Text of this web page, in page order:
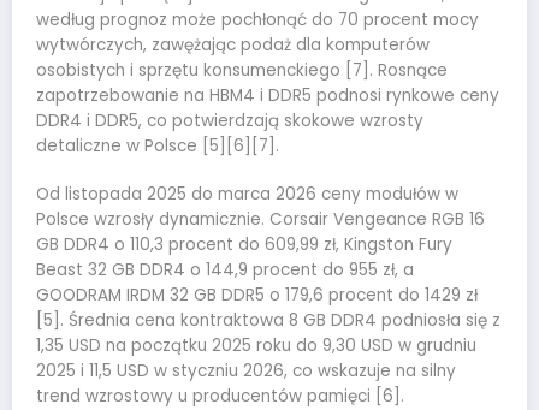
według prognoz może pochłonąć do 70 procent mocy
wytwórczych, zawężając podaż dla komputerów
osobistych i sprzętu konsumenckiego [7]. Rosnące
zapotrzebowanie na HBM4 i DDR5 podnosi rynkowe ceny
DDR4 i DDR5, co potwierdzają skokowe wzrosty
detaliczne w Polsce [5][6][7].
Od listopada 2025 do marca 2026 ceny modułów w
Polsce wzrosły dynamicznie. Corsair Vengeance RGB 16
GB DDR4 o 110,3 procent do 609,99 zł, Kingston Fury
Beast 32 GB DDR4 o 144,9 procent do 955 zł, a
GOODRAM IRDM 32 GB DDR5 o 179,6 procent do 1429 zł
[5]. Średnia cena kontraktowa 8 GB DDR4 podniosła się z
1,35 USD na początku 2025 roku do 9,30 USD w grudniu
2025 i 11,5 USD w styczniu 2026, co wskazuje na silny
trend wzrostowy u producentów pamięci [6].